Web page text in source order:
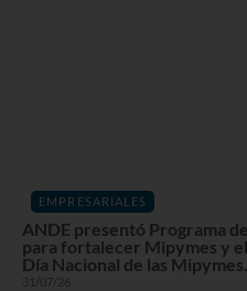
EMPRESARIALES
ANDE presentó Programa
para fortalecer Mipymes y
Día Nacional de las
31/07/26